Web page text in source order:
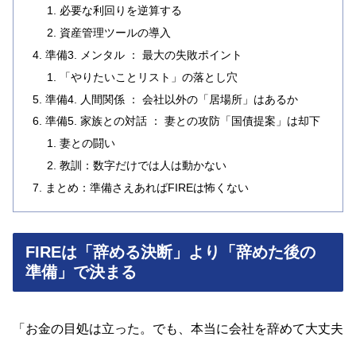
必要な利回りを逆算する
資産管理ツールの導入
準備3. メンタル ： 最大の失敗ポイント
「やりたいことリスト」の落とし穴
準備4. 人間関係 ： 会社以外の「居場所」はあるか
準備5. 家族との対話 ： 妻との攻防「国債提案」は却下
妻との闘い
教訓：数字だけでは人は動かない
まとめ：準備さえあればFIREは怖くない
FIREは「辞める決断」より「辞めた後の
準備」で決まる
「お金の目処は立った。でも、本当に会社を辞めて大丈夫